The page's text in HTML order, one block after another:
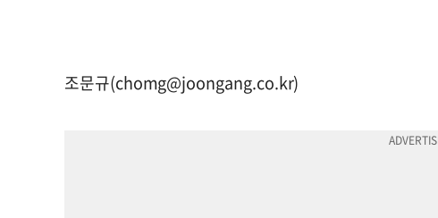
조문규(chomg@joongang.co.kr)